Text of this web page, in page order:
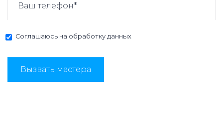
Соглашаюсь на обработку данных
Вызвать мастера